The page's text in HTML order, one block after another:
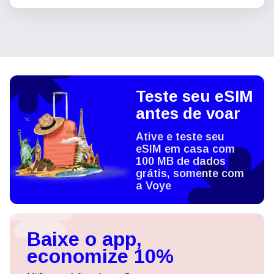
Teste seu eSIM
antes de voar
Ative e teste seu
eSIM em casa com
100 MB de dados
grátis, somente com
a Voye
Baixe o app,
economize 10%